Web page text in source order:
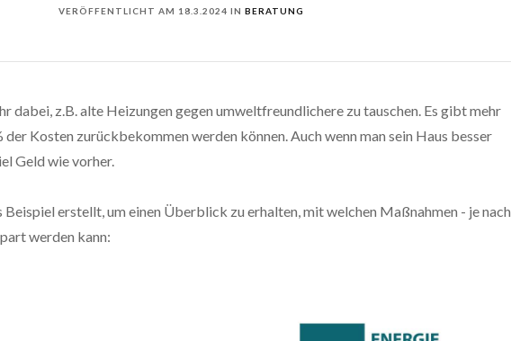
VERÖFFENTLICHT AM 18.3.2024 IN BERATUNG
dabei, z.B. alte Heizungen gegen umweltfreundlichere zu tauschen. Es gibt mehr
der Kosten zurückbekommen werden können. Auch wenn man sein Haus besser
Geld wie vorher.
Beispiel erstellt, um einen Überblick zu erhalten, mit welchen Maßnahmen - je nach
werden kann: